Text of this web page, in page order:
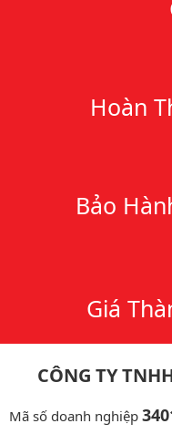
Hoàn
Bảo
Giá
CÔNG TY
Mã số doanh nghiệp